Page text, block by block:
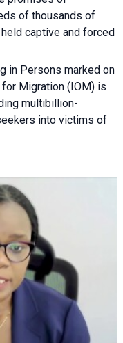
of thousands of
captive and forced
in Persons marked on
Migration (IOM) is
multibillion-
into victims of